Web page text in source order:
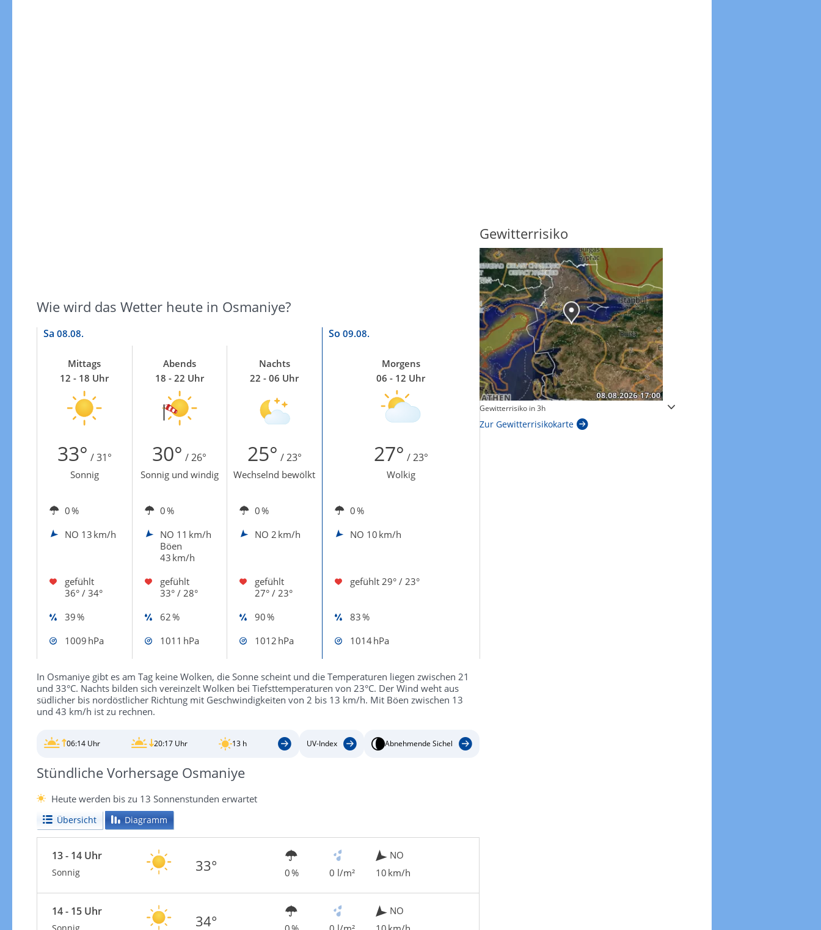
Wie wird das Wetter heute in Osmaniye?
Sa 08.08. So 09.08.
Mittags
12 - 18 Uhr
Abends
18 - 22 Uhr
Nachts
22 - 06 Uhr
Morgens
06 - 12 Uhr
33° / 31° 30° / 26° 25° / 23° 27° / 23°
Sonnig Sonnig und windig Wechselnd bewölkt Wolkig
0 % 0 % 0 %
0 %
NO 13 km/h NO 11 km/h
Böen
43 km/h
NO 2 km/h NO 10 km/h
gefühlt
36° / 34°
gefühlt
33° / 28°
gefühlt
27° / 23°
gefühlt 29° / 23°
39 % 62 % 90 %
83 %
1009 hPa
1011 hPa 1012 hPa 1014 hPa
In Osmaniye gibt es am Tag keine Wolken, die Sonne scheint und die Temperaturen liegen zwischen 21
und 33°C. Nachts bilden sich vereinzelt Wolken bei Tiefsttemperaturen von 23°C. Der Wind weht aus
südlicher bis nordöstlicher Richtung mit Geschwindigkeiten von 2 bis 13 km/h. Mit Böen zwischen 13
und 43 km/h ist zu rechnen.
06:14 Uhr 20:17 Uhr 13 h UV-Index Abnehmende Sichel
Stündliche Vorhersage Osmaniye
Heute werden bis zu 13 Sonnenstunden erwartet
Übersicht Diagramm
13 - 14 Uhr
Sonnig 33° 0 % 0 l/m²
NO
10 km/h
14 - 15 Uhr
34°
NO
Windgeschwindigkeiten in 3h
Zur Windgeschwindigkeitenkarte
Sonnenschein heute
Zur Sonnenscheindauerkarte
Gewitterrisiko
Gewitterrisiko in 3h
Zur Gewitterrisikokarte
Windböen heute